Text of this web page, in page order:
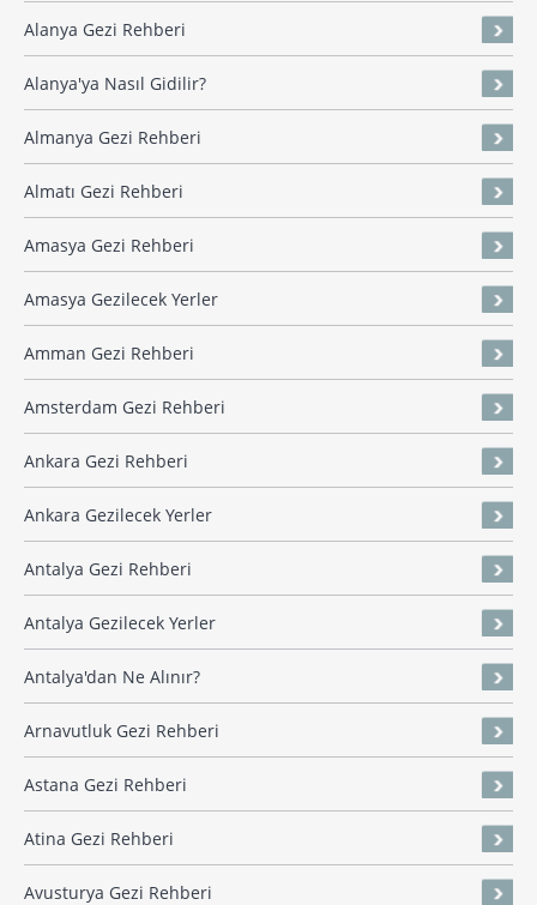
Alanya Gezi Rehberi
Alanya'ya Nasıl Gidilir?
Almanya Gezi Rehberi
Almatı Gezi Rehberi
Amasya Gezi Rehberi
Amasya Gezilecek Yerler
Amman Gezi Rehberi
Amsterdam Gezi Rehberi
Ankara Gezi Rehberi
Ankara Gezilecek Yerler
Antalya Gezi Rehberi
Antalya Gezilecek Yerler
Antalya'dan Ne Alınır?
Arnavutluk Gezi Rehberi
Astana Gezi Rehberi
Atina Gezi Rehberi
Avusturya Gezi Rehberi